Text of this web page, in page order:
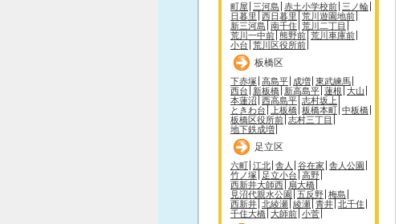
町屋 三河島 赤土小学校前 三ノ輪
日暮里 西日暮里 荒川遊園地前
新三河島 南千住 荒川二丁目
荒川一中前 熊野前 荒川車庫前
小台 荒川区役所前
板橋区
下赤塚 高島平 成増 東武練馬
西台
新板橋 新高島平 蓮根 大山
本蓮沼 西高島平 志村坂上
ときわ台
上板橋 板橋本町 中板橋
板橋区役所前 志村三丁目
地下鉄成増
足立区
六町 江北 舎人 谷在家 舎人公園
竹ノ塚
足立小台 高野
西新井大師西 扇大橋
見沼代親水公園
五反野 梅島
西新井 北綾瀬 綾瀬 青井 北千住
千住大橋 大師前 小菅